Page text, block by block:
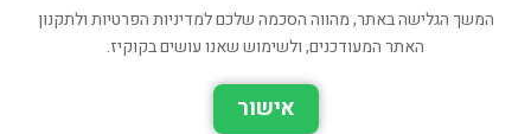
הקשר הגורדי : מיתוסים ודילמות של הביטחון
הלאומי הישראלי [הוצאת ידיעות אחרונות,
ישראל וציונות
המשך הגלישה באתר, מהווה הסכמה שלכם למדיניות הפרטיות ולתקנון
האתר המעודכנים, ולשימוש שאנו עושים בקוקיז.
אישור